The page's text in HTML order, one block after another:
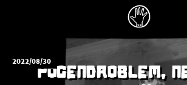
2022/08/30
POGENDROBLEM,